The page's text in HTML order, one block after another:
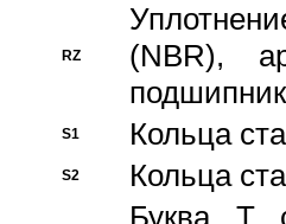
RZ
(NBR),
S1 Кольца
S2 Кольца
Буква T